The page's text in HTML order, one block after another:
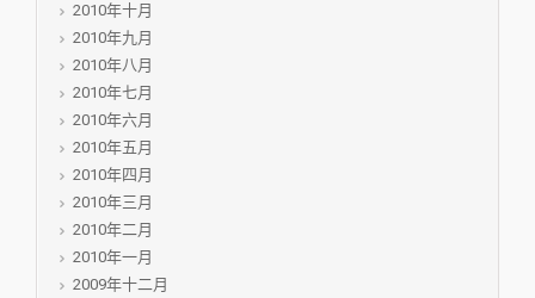
2010年十月
2010年九月
2010年八月
2010年七月
2010年六月
2010年五月
2010年四月
2010年三月
2010年二月
2010年一月
2009年十二月